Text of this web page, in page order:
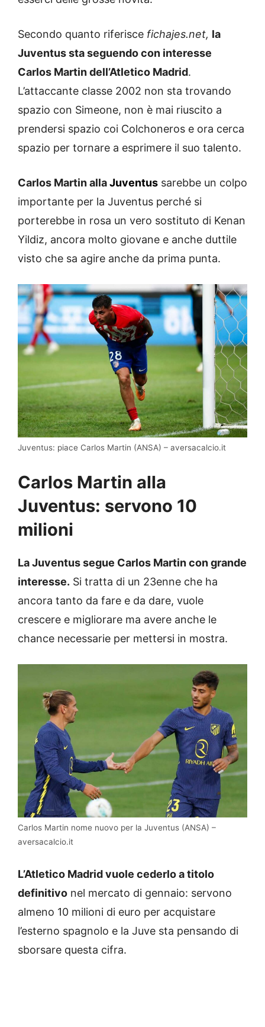
Secondo quanto riferisce fichajes.net, la
Juventus sta seguendo con interesse
Carlos Martin dell’Atletico Madrid.
L’attaccante classe 2002 non sta trovando
spazio con Simeone, non è mai riuscito a
prendersi spazio coi Colchoneros e ora cerca
spazio per tornare a esprimere il suo talento.
Carlos Martin allaJuventus sarebbe un colpo
importante per la Juventus perché si
porterebbe in rosa un vero sostituto di Kenan
Yildiz, ancora molto giovane e anche duttile
visto che sa agire anche da prima punta.
Juventus: piace Carlos Martin (ANSA) – aversacalcio.it
Carlos Martin alla
Juventus: servono 10
milioni
La Juventus segue Carlos Martin con grande
interesse. Si tratta di un 23enne che ha
ancora tanto da fare e da dare, vuole
crescere e migliorare ma avere anche le
chance necessarie per mettersi in mostra.
Carlos Martin nome nuovo per la Juventus (ANSA) –
aversacalcio.it
L’Atletico Madrid vuole cederlo a titolo
definitivo nel mercato di gennaio: servono
almeno 10 milioni di euro per acquistare
l’esterno spagnolo e la Juve sta pensando di
sborsare questa cifra.